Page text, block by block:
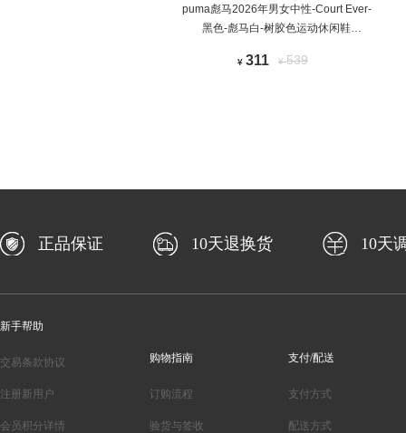
puma彪马2026年男女中性-Court Ever-
黑色-彪马白-树胶色运动休闲鞋
¥ 311 ¥539
正品保证 10天退换货 10天
新手帮助
交易条款协议
注册新用户
会员积分详情
购物指南
订购流程
验货与签收
支付/配送
支付方式
配送方式